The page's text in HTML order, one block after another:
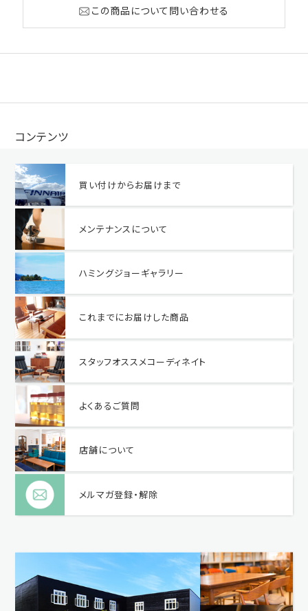
この商品について問い合わせる
コンテンツ
買い付けからお届けまで
メンテナンスについて
ハミングジョーギャラリー
これまでにお届けした商品
スタッフオススメコーディネイト
よくあるご質問
店舗について
メルマガ登録・解除